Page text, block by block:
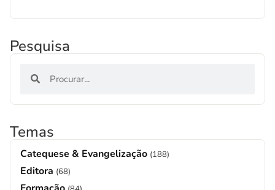
Pesquisa
Temas
Catequese & Evangelização (188)
Editora (68)